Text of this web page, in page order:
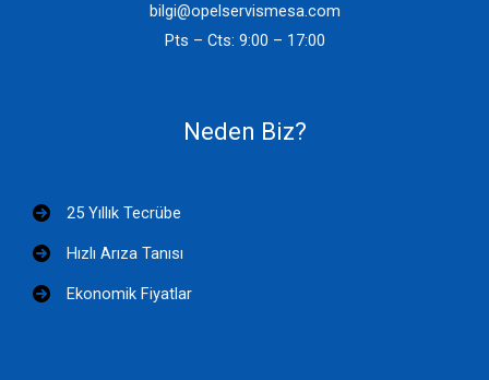
bilgi@opelservismesa.com
Pts – Cts: 9:00 – 17:00
Neden Biz?
25 Yıllık Tecrübe
Hızlı Arıza Tanısı
Ekonomik Fiyatlar